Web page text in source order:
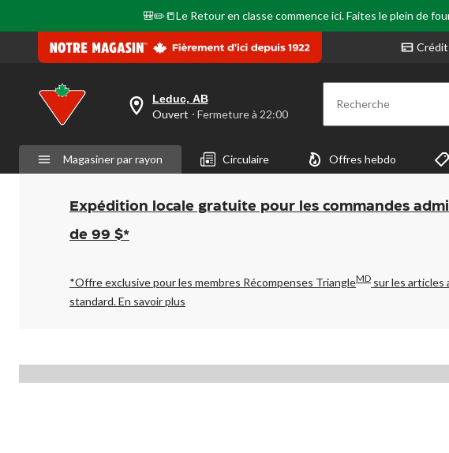
🎒✏️📒Le Retour en classe commence ici. Faites le plein de
votre
est
Leduc,
AB,
Ouvert,
Fermeture
à
pour
changer
Leduc, AB
Ouvert ⋅ Fermeture à 22:00 Recherche
Magasiner par rayon Circulaire Offres hebdo
Expédition locale gratuite pour les commandes
de 99 $*
*Offre exclusive pour les membres Récompenses TriangleMD sur les articles
standard.En savoir plus